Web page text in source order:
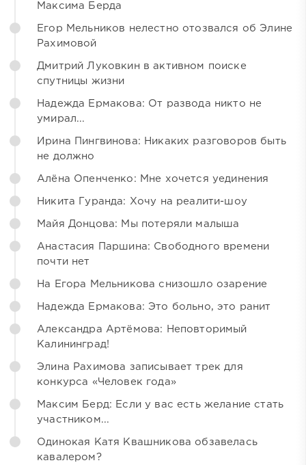
Максима Берда
Егор Мельников нелестно отозвался об Элине
Рахимовой
Дмитрий Луковкин в активном поиске
спутницы жизни
Надежда Ермакова: От развода никто не
умирал...
Ирина Пингвинова: Никаких разговоров быть
не должно
Алёна Опенченко: Мне хочется уединения
Никита Гуранда: Хочу на реалити-шоу
Майя Донцова: Мы потеряли малыша
Анастасия Паршина: Свободного времени
почти нет
На Егора Мельникова снизошло озарение
Надежда Ермакова: Это больно, это ранит
Александра Артёмова: Неповторимый
Калининград!
Элина Рахимова записывает трек для
конкурса «Человек года»
Максим Берд: Если у вас есть желание стать
участником...
Одинокая Катя Квашникова обзавелась
кавалером?